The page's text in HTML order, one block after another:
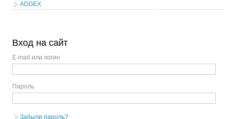
ADGEX
Вход на сайт
E-mail или логин
Пароль
Забыли пароль?